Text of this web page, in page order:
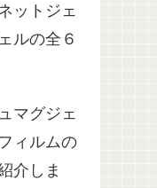
ットジェ
ルの全６
マグジェ
ィルムの
介しま